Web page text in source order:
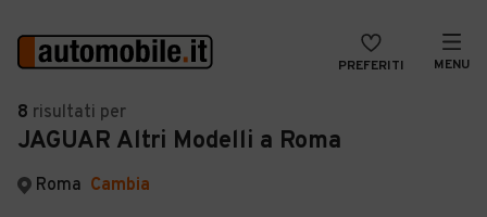
PREFERITI MENU
Auto
Auto usate
VENDI
MAGAZINE
8 risultati per
JAGUAR Altri Modelli a Roma
Roma Cambia